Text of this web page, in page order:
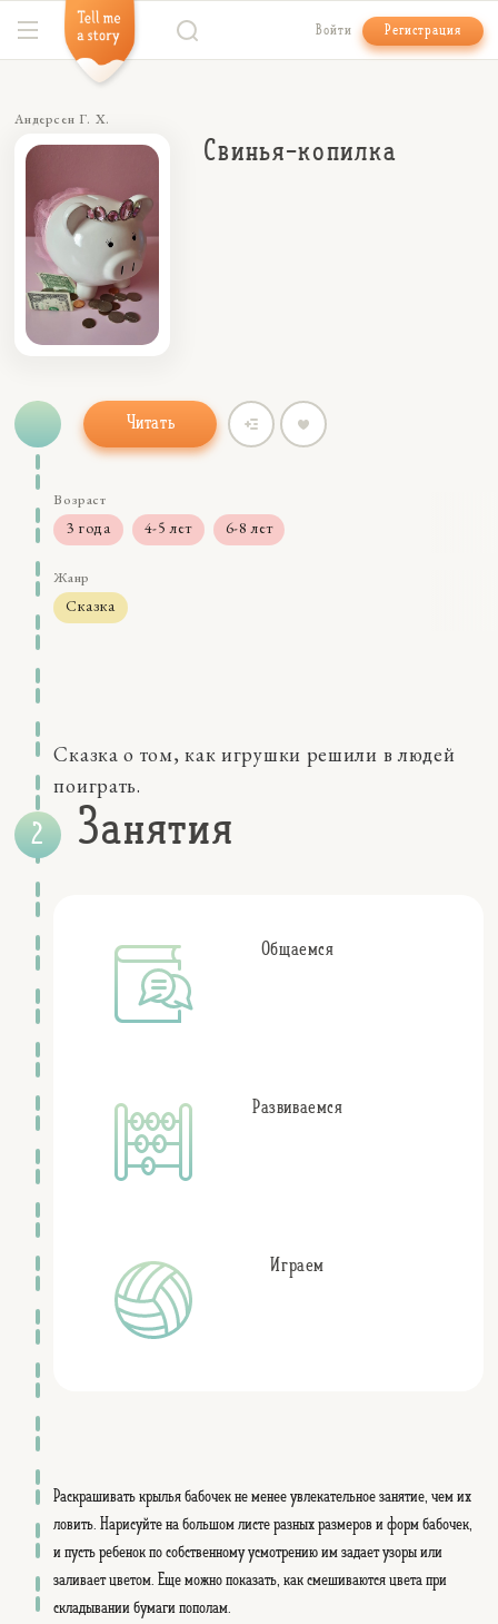
Войти Регистрация
Андерсен Г. Х.
Свинья-копилка
Читать
Возраст
3 года 4-5 лет 6-8 лет
Жанр
Сказка
деятельность
мышление
Качества
внутренние чувства
животные
Сказка о том, как игрушки решили в людей
поиграть.
Занятия
Общаемся
Развиваемся
Играем
Раскрашивать крылья бабочек не менее увлекательное занятие, чем их
ловить. Нарисуйте на большом листе разных размеров и форм бабочек,
и пусть ребенок по собственному усмотрению им задает узоры или
заливает цветом. Еще можно показать, как смешиваются цвета при
складывании бумаги пополам.